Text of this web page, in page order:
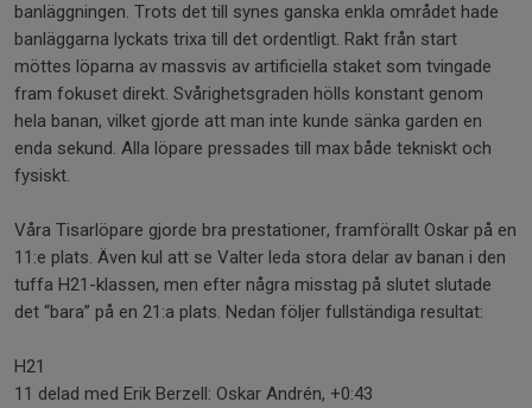
banläggningen. Trots det till synes ganska enkla området hade
banläggarna lyckats trixa till det ordentligt. Rakt från start
möttes löparna av massvis av artificiella staket som tvingade
fram fokuset direkt. Svårighetsgraden hölls konstant genom
hela banan, vilket gjorde att man inte kunde sänka garden en
enda sekund. Alla löpare pressades till max både tekniskt och
fysiskt.
Våra Tisarlöpare gjorde bra prestationer, framförallt Oskar på en
11:e plats. Även kul att se Valter leda stora delar av banan i den
tuffa H21-klassen, men efter några misstag på slutet slutade
det “bara” på en 21:a plats. Nedan följer fullständiga resultat:
H21
11 delad med Erik Berzell: Oskar Andrén, +0:43